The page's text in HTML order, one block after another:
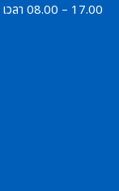
เวลา 08.00 – 17.00